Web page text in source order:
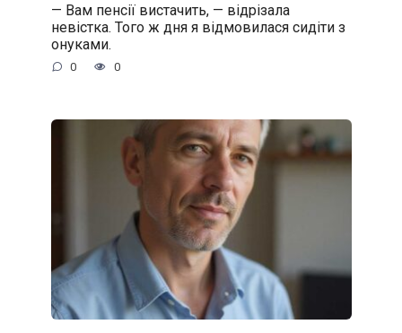
— Вам пенсії вистачить, — відрізала
невістка. Того ж дня я відмовилася сидіти з
онуками.
0 0